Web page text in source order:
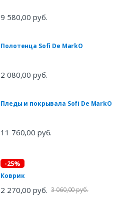
9 580,00 руб.
Полотенца Sofi De MarkO
2 080,00 руб.
Пледы и покрывала Sofi De MarkO
11 760,00 руб.
-25%
Коврик
2 270,00 руб. 3 060,00 руб.